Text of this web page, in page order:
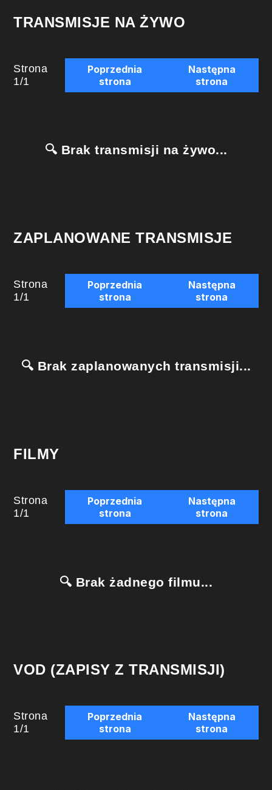
TRANSMISJE NA ŻYWO
Strona
1/1
Poprzednia
strona
Następna
strona
🔍 Brak transmisji na żywo...
ZAPLANOWANE TRANSMISJE
Strona
1/1
Poprzednia
strona
Następna
strona
🔍 Brak zaplanowanych transmisji...
FILMY
Strona
1/1
Poprzednia
strona
Następna
strona
🔍 Brak żadnego filmu...
VOD (ZAPISY Z TRANSMISJI)
Strona
1/1
Poprzednia
strona
Następna
strona